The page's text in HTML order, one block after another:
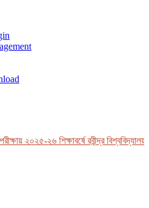
২০২৫-২৬ শিক্ষাবর্ষে রবীন্দ্র